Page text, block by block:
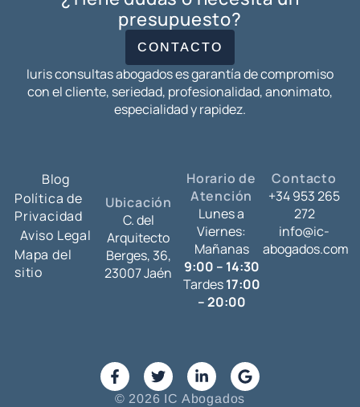
presupuesto?
CONTACTO
Iuris consultas abogados es garantía de compromiso
con el cliente, seriedad, profesionalidad, anonimato,
especialidad y rapidez.
Blog
Política de
Privacidad
Aviso Legal
Mapa del
sitio
Ubicación
C. del
Arquitecto
Berges, 36,
23007 Jaén
Horario de
Atención
Lunes a
Viernes:
Mañanas
9:00 – 14:30
Tardes17:00
– 20:00
Contacto
+34 953 265
272
info@ic-
abogados.com
© 2026 IC Abogados